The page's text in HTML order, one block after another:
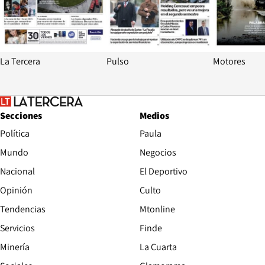
La Tercera Pulso Motores
Secciones
Política
Mundo
Nacional
Opinión
Tendencias
Servicios
Minería
Medios
Paula
Negocios
El Deportivo
Culto
Mtonline
Finde
La Cuarta